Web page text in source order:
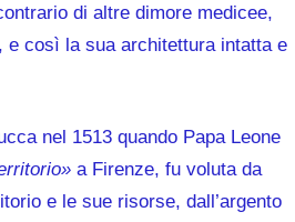
di altre dimore medicee,
e così la sua architettura intatta e
nel 1513 quando Papa Leone
a Firenze, fu voluta da
e le sue risorse, dall’argento